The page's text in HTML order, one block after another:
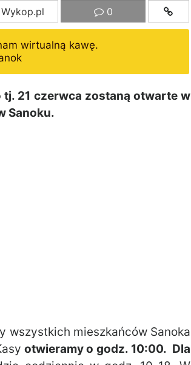
Wykop.pl 0
wirtualną kawę.
tj. 21 czerwca zostaną otwarte w
Sanoku.
wszystkich mieszkańców Sanoka
otwieramy o godz. 10:00. Dla